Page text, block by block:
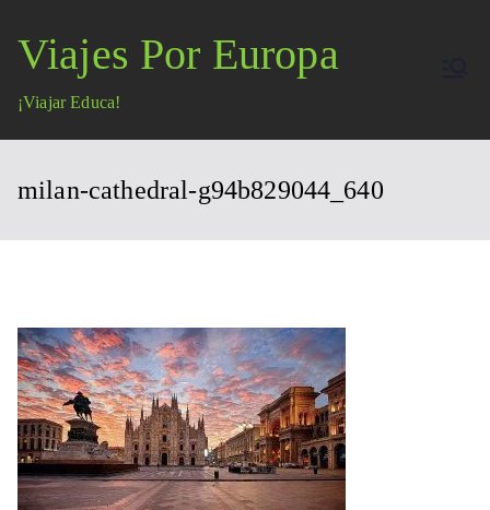
contenido
Viajes Por Europa
¡Viajar Educa!
milan-cathedral-g94b829044_640